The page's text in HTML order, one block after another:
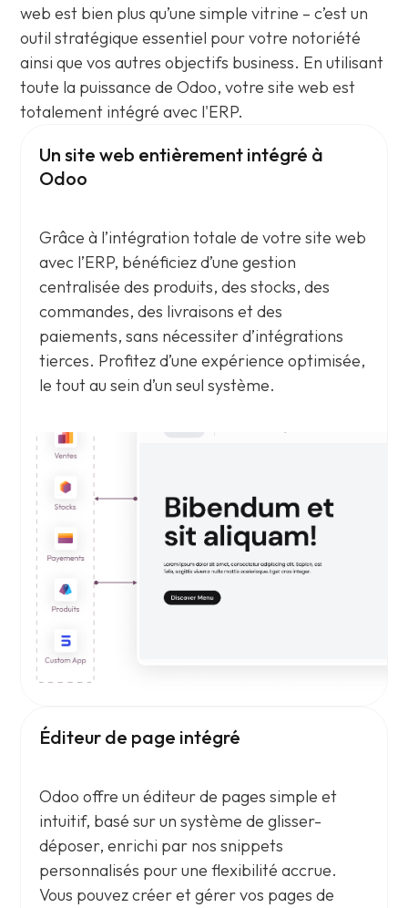
web est bien plus qu’une simple vitrine – c’est un
outil stratégique essentiel pour votre notoriété
ainsi que vos autres objectifs business. En utilisant
toute la puissance de Odoo, votre site web est
totalement intégré avec l'ERP.
Un site web entièrement intégré à
Odoo
Grâce à l’intégration totale de votre site web
avec l’ERP, bénéficiez d’une gestion
centralisée des produits, des stocks, des
commandes, des livraisons et des
paiements, sans nécessiter d’intégrations
tierces. Profitez d’une expérience optimisée,
le tout au sein d’un seul système.
Éditeur de page intégré
Odoo offre un éditeur de pages simple et
intuitif, basé sur un système de glisser-
déposer, enrichi par nos snippets
personnalisés pour une flexibilité accrue.
Vous pouvez créer et gérer vos pages de